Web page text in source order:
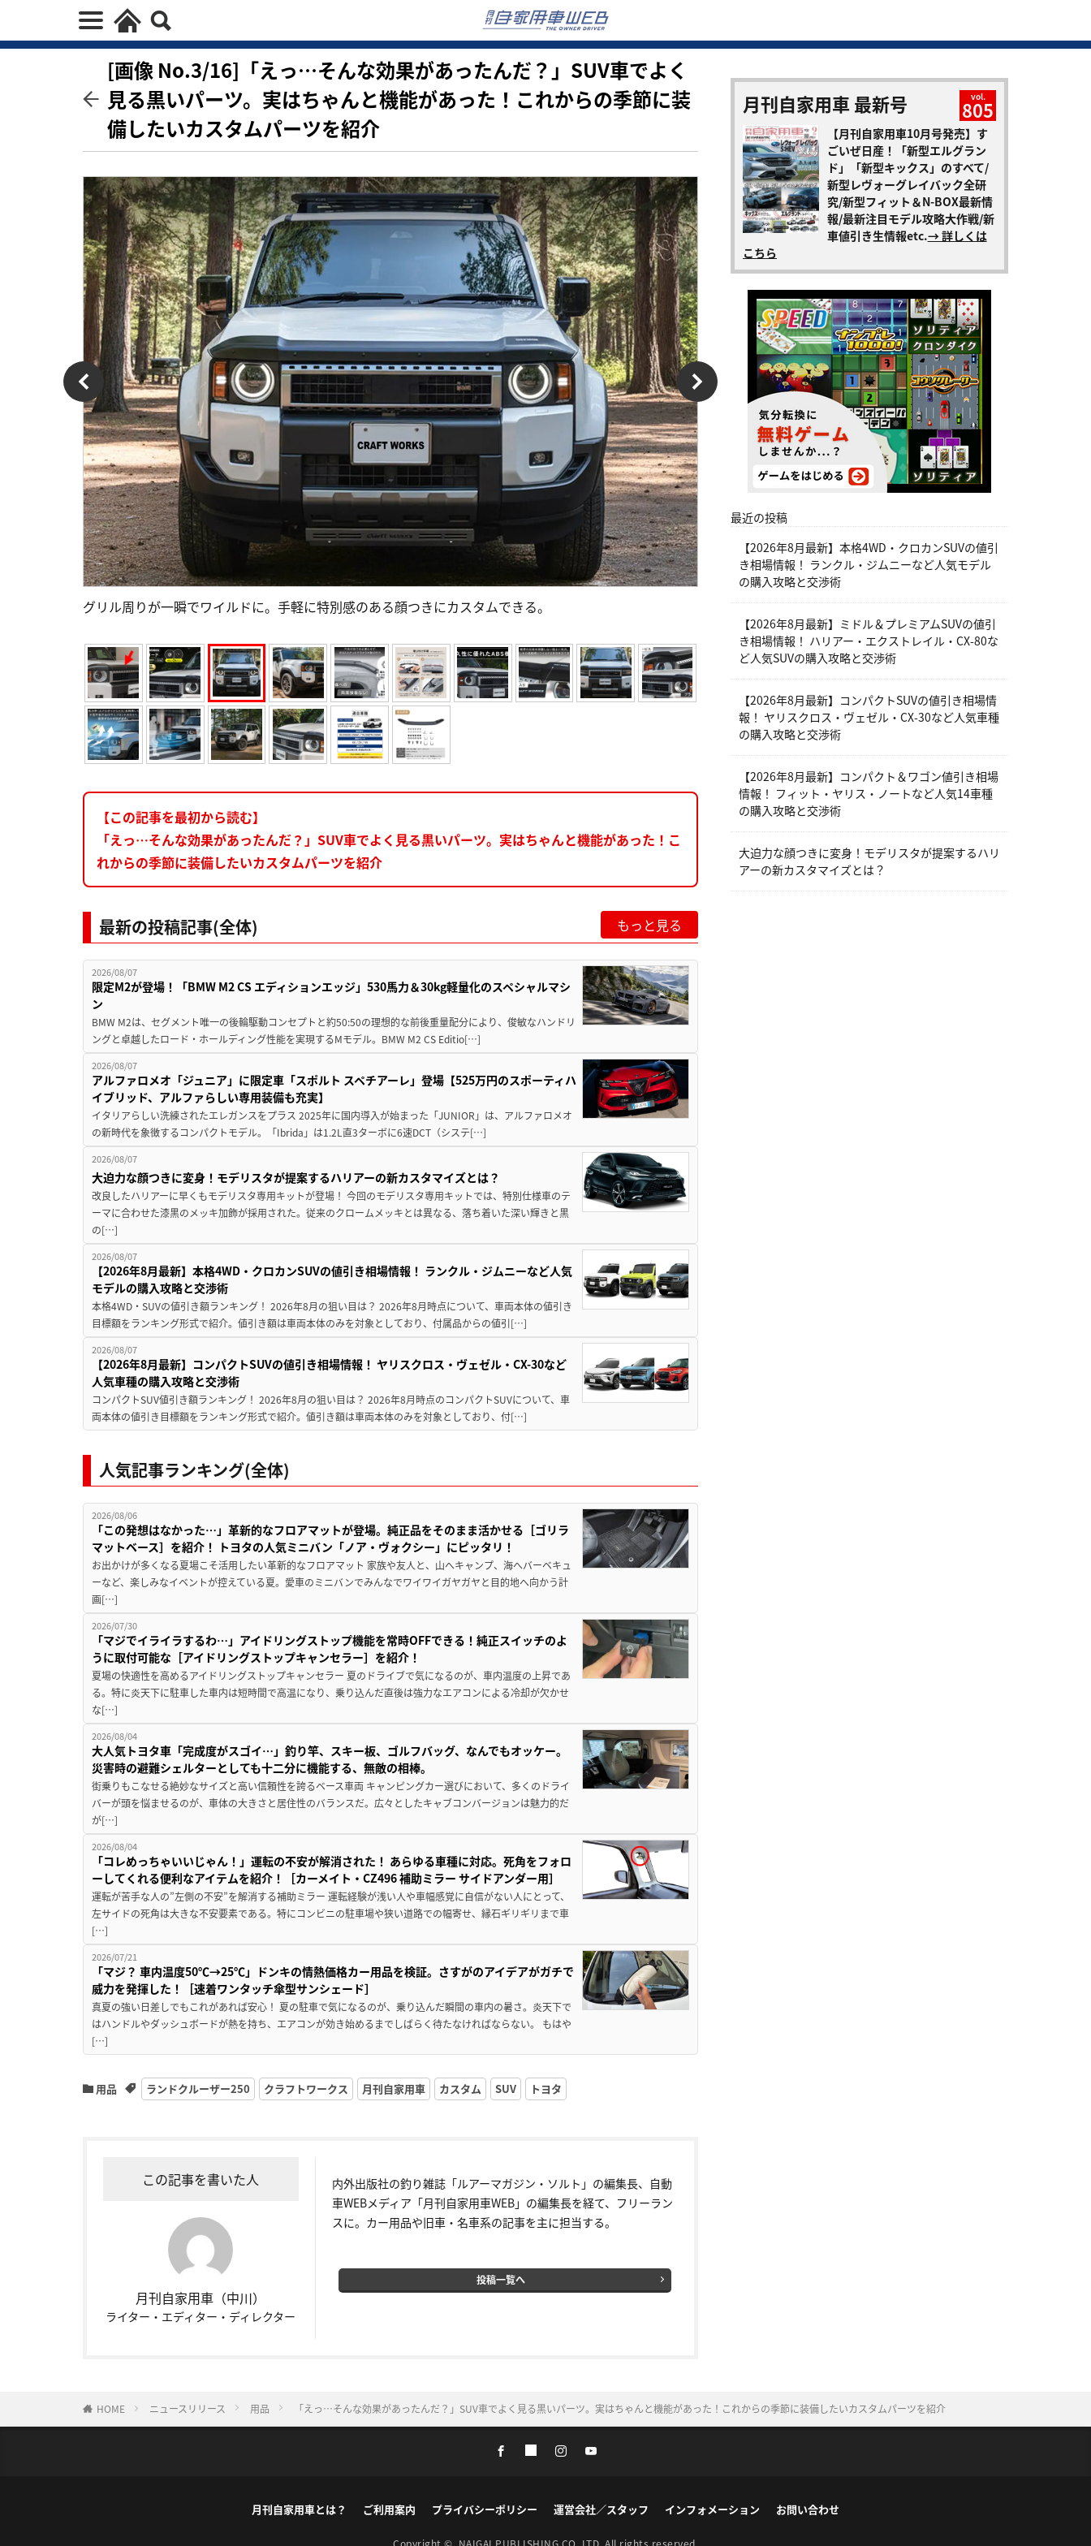
[画像 No.3/16]「えっ…そんな効果があったんだ？」SUV車でよく
見る黒いパーツ。実はちゃんと機能があった！これからの季節に装
備したいカスタムパーツを紹介
グリル周りが一瞬でワイルドに。手軽に特別感のある顔つきにカスタムできる。
【この記事を最初から読む】
「えっ…そんな効果があったんだ？」SUV車でよく見る黒いパーツ。実はちゃんと機能があった！こ
れからの季節に装備したいカスタムパーツを紹介
最新の投稿記事(全体) もっと見る
2026/08/07
限定M2が登場！「BMW M2 CS エディションエッジ」530馬力＆30kg軽量化のスペシャルマシ
ン
BMW M2は、セグメント唯一の後輪駆動コンセプトと約50:50の理想的な前後重量配分により、俊敏なハンドリ
ングと卓越したロード・ホールディング性能を実現するMモデル。BMW M2 CS Editio[…]
2026/08/07
アルファロメオ「ジュニア」に限定車「スポルト スペチアーレ」登場【525万円のスポーティハ
イブリッド、アルファらしい専用装備も充実】
イタリアらしい洗練されたエレガンスをプラス 2025年に国内導入が始まった「JUNIOR」は、アルファロメオ
の新時代を象徴するコンパクトモデル。「Ibrida」は1.2L直3ターボに6速DCT（システ[…]
2026/08/07
大迫力な顔つきに変身！モデリスタが提案するハリアーの新カスタマイズとは？
改良したハリアーに早くもモデリスタ専用キットが登場！ 今回のモデリスタ専用キットでは、特別仕様車のテ
ーマに合わせた漆黒のメッキ加飾が採用された。従来のクロームメッキとは異なる、落ち着いた深い輝きと黒
の[…]
2026/08/07
【2026年8月最新】本格4WD・クロカンSUVの値引き相場情報！ ランクル・ジムニーなど人気
モデルの購入攻略と交渉術
本格4WD・SUVの値引き額ランキング！ 2026年8月の狙い目は？ 2026年8月時点について、車両本体の値引き
目標額をランキング形式で紹介。値引き額は車両本体のみを対象としており、付属品からの値引[…]
2026/08/07
【2026年8月最新】コンパクトSUVの値引き相場情報！ ヤリスクロス・ヴェゼル・CX-30など
人気車種の購入攻略と交渉術
コンパクトSUV値引き額ランキング！ 2026年8月の狙い目は？ 2026年8月時点のコンパクトSUVについて、車
両本体の値引き目標額をランキング形式で紹介。値引き額は車両本体のみを対象としており、付[…]
人気記事ランキング(全体)
2026/08/06
「この発想はなかった…」革新的なフロアマットが登場。純正品をそのまま活かせる［ゴリラ
マットベース］を紹介！ トヨタの人気ミニバン「ノア・ヴォクシー」にピッタリ！
お出かけが多くなる夏場こそ活用したい革新的なフロアマット 家族や友人と、山へキャンプ、海へバーベキュ
ーなど、楽しみなイベントが控えている夏。愛車のミニバンでみんなでワイワイガヤガヤと目的地へ向かう計
画[…]
2026/07/30
「マジでイライラするわ…」アイドリングストップ機能を常時OFFできる！純正スイッチのよ
うに取付可能な［アイドリングストップキャンセラー］を紹介！
夏場の快適性を高めるアイドリングストップキャンセラー 夏のドライブで気になるのが、車内温度の上昇であ
る。特に炎天下に駐車した車内は短時間で高温になり、乗り込んだ直後は強力なエアコンによる冷却が欠かせ
な[…]
2026/08/04
大人気トヨタ車「完成度がスゴイ…」釣り竿、スキー板、ゴルフバッグ、なんでもオッケー。
災害時の避難シェルターとしても十二分に機能する、無敵の相棒。
街乗りもこなせる絶妙なサイズと高い信頼性を誇るベース車両 キャンピングカー選びにおいて、多くのドライ
バーが頭を悩ませるのが、車体の大きさと居住性のバランスだ。広々としたキャブコンバージョンは魅力的だ
が[…]
2026/08/04
「コレめっちゃいいじゃん！」運転の不安が解消された！ あらゆる車種に対応。死角をフォロ
ーしてくれる便利なアイテムを紹介！［カーメイト・CZ496 補助ミラー サイドアンダー用］
運転が苦手な人の”左側の不安”を解消する補助ミラー 運転経験が浅い人や車幅感覚に自信がない人にとって、
左サイドの死角は大きな不安要素である。特にコンビニの駐車場や狭い道路での幅寄せ、縁石ギリギリまで車
[…]
2026/07/21
「マジ？ 車内温度50℃→25℃」ドンキの情熱価格カー用品を検証。さすがのアイデアがガチで
威力を発揮した！［速着ワンタッチ傘型サンシェード］
真夏の強い日差しでもこれがあれば安心！ 夏の駐車で気になるのが、乗り込んだ瞬間の車内の暑さ。炎天下で
はハンドルやダッシュボードが熱を持ち、エアコンが効き始めるまでしばらく待たなければならない。 もはや
[…]
用品 ランドクルーザー250 クラフトワークス 月刊自家用車 カスタム SUV トヨタ
この記事を書いた人
月刊自家用車（中川）
ライター・エディター・ディレクター
内外出版社の釣り雑誌「ルアーマガジン・ソルト」の編集長、自動
車WEBメディア「月刊自家用車WEB」の編集長を経て、フリーラン
スに。カー用品や旧車・名車系の記事を主に担当する。
投稿一覧へ
月刊自家用車 最新号 vol.
805
【月刊自家用車10月号発売】す
ごいぜ日産！「新型エルグラン
ド」「新型キックス」のすべて/
新型レヴォーグレイバック全研
究/新型フィット＆N-BOX最新情
報/最新注目モデル攻略大作戦/新
車値引き生情報etc.→ 詳しくは
こちら
最近の投稿
【2026年8月最新】本格4WD・クロカンSUVの値引
き相場情報！ ランクル・ジムニーなど人気モデル
の購入攻略と交渉術
【2026年8月最新】ミドル＆プレミアムSUVの値引
き相場情報！ ハリアー・エクストレイル・CX-80な
ど人気SUVの購入攻略と交渉術
【2026年8月最新】コンパクトSUVの値引き相場情
報！ ヤリスクロス・ヴェゼル・CX-30など人気車種
の購入攻略と交渉術
【2026年8月最新】コンパクト＆ワゴン値引き相場
情報！ フィット・ヤリス・ノートなど人気14車種
の購入攻略と交渉術
大迫力な顔つきに変身！モデリスタが提案するハリ
アーの新カスタマイズとは？
HOME ニュースリリース 用品 「えっ…そんな効果があったんだ？」SUV車でよく見る黒いパーツ。実はちゃんと機能があった！これからの季節に装備したいカスタムパーツを紹介
月刊自家用車とは？ ご利用案内 プライバシーポリシー 運営会社／スタッフ インフォメーション お問い合わせ
Copyright © NAIGAI PUBLISHING CO.,LTD. All rights reserved.